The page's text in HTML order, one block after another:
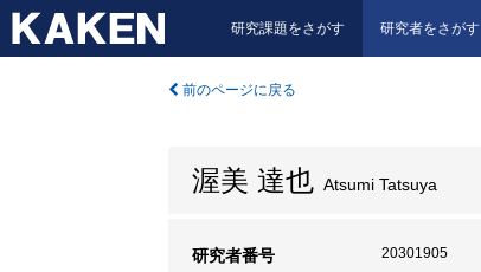
研究課題をさがす 研究者をさがす
前のページに戻る
渥美 達也 Atsumi Tatsuya
研究者番号 20301905